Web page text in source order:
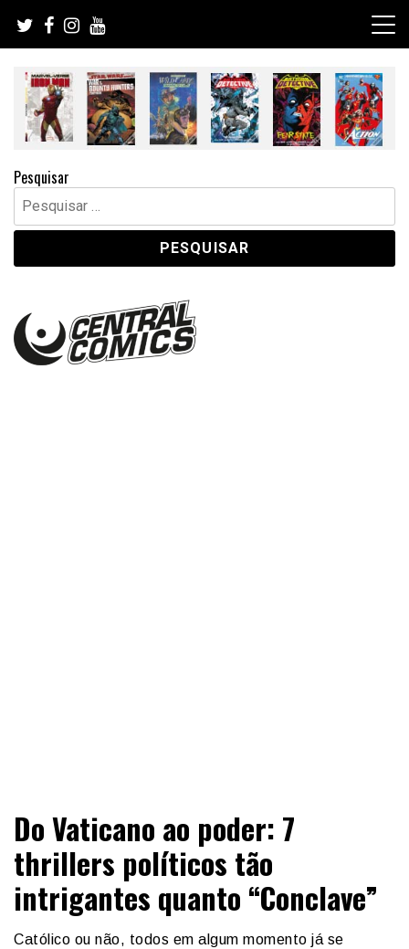
content
Pesquisar
Pesquisar
por:
Central Comics
Do Vaticano ao poder: 7
thrillers políticos tão
intrigantes quanto “Conclave”
Católico ou não, todos em algum momento já se